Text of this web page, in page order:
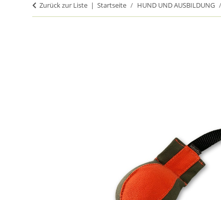
Zurück zur Liste Startseite HUND UND AUSBILDUNG